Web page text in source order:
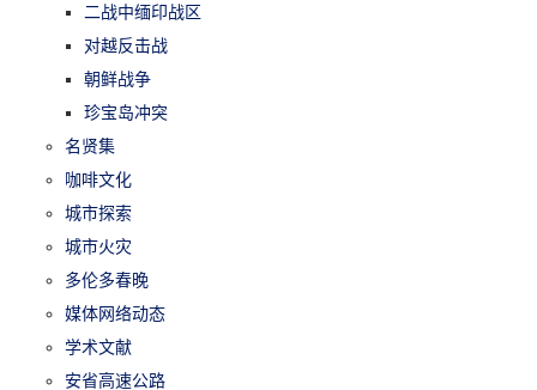
二战中缅印战区
对越反击战
朝鲜战争
珍宝岛冲突
名贤集
咖啡文化
城市探索
城市火灾
多伦多春晚
媒体网络动态
学术文献
安省高速公路